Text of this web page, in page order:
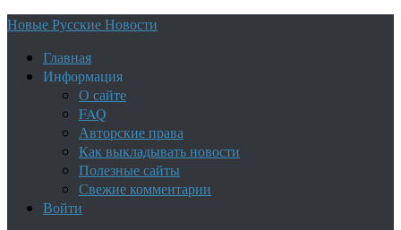
Новые Русские Новости
Главная
Информация
О сайте
FAQ
Авторские права
Как выкладывать новости
Полезные сайты
Свежие комментарии
Войти